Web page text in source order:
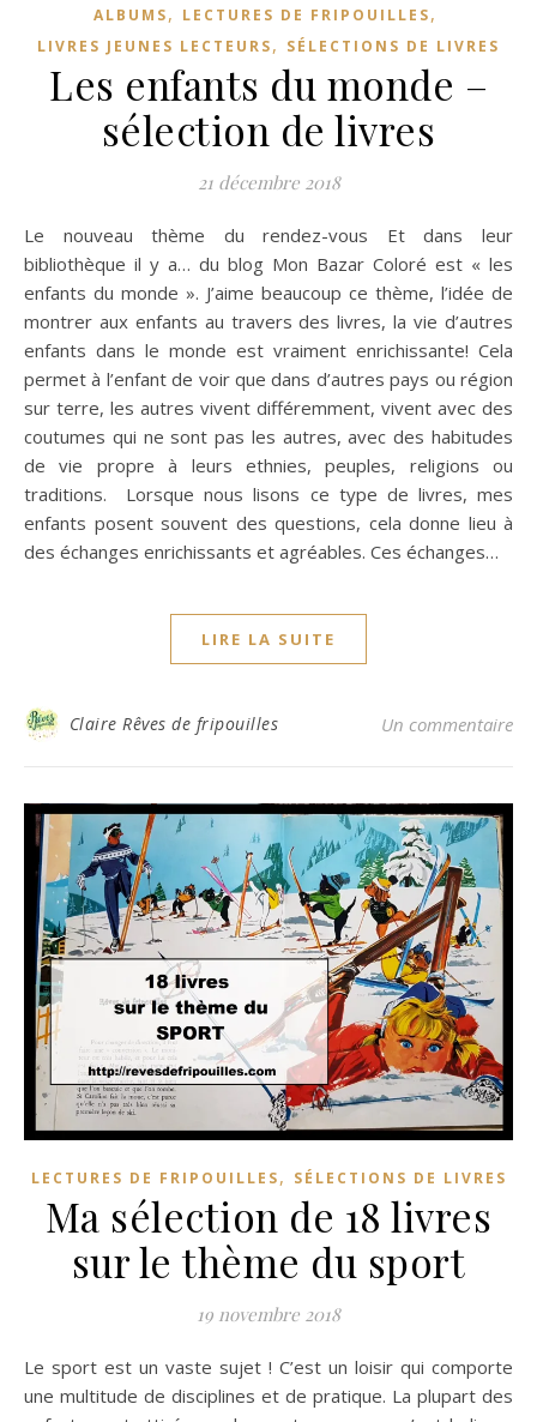
ALBUMS, LECTURES DE FRIPOUILLES,
LIVRES JEUNES LECTEURS, SÉLECTIONS DE LIVRES
Les enfants du monde –
sélection de livres
21 décembre 2018
Le nouveau thème du rendez-vous Et dans leur
bibliothèque il y a… du blog Mon Bazar Coloré est « les
enfants du monde ». J’aime beaucoup ce thème, l’idée de
montrer aux enfants au travers des livres, la vie d’autres
enfants dans le monde est vraiment enrichissante! Cela
permet à l’enfant de voir que dans d’autres pays ou région
sur terre, les autres vivent différemment, vivent avec des
coutumes qui ne sont pas les autres, avec des habitudes
de vie propre à leurs ethnies, peuples, religions ou
traditions. Lorsque nous lisons ce type de livres, mes
enfants posent souvent des questions, cela donne lieu à
des échanges enrichissants et agréables. Ces échanges…
LIRE LA SUITE
Claire Rêves de fripouilles Un commentaire
LECTURES DE FRIPOUILLES, SÉLECTIONS DE LIVRES
Ma sélection de 18 livres
sur le thème du sport
19 novembre 2018
Le sport est un vaste sujet ! C’est un loisir qui comporte
une multitude de disciplines et de pratique. La plupart des